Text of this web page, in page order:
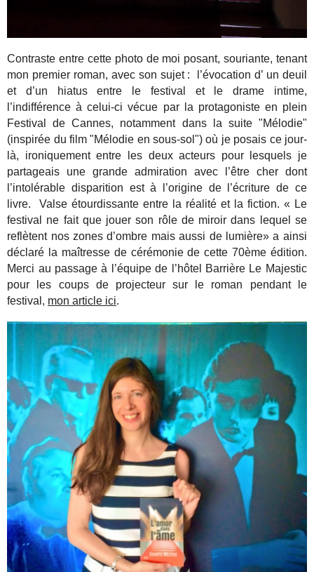
Contraste entre cette photo de moi posant, souriante, tenant
mon premier roman, avec son sujet : l’évocation d’ un deuil
et d’un hiatus entre le festival et le drame intime,
l’indifférence à celui-ci vécue par la protagoniste en plein
Festival de Cannes, notamment dans la suite "Mélodie"
(inspirée du film "Mélodie en sous-sol") où je posais ce jour-
là, ironiquement entre les deux acteurs pour lesquels je
partageais une grande admiration avec l’être cher dont
l’intolérable disparition est à l’origine de l’écriture de ce
livre. Valse étourdissante entre la réalité et la fiction. « Le
festival ne fait que jouer son rôle de miroir dans lequel se
reflètent nos zones d’ombre mais aussi de lumière» a ainsi
déclaré la maîtresse de cérémonie de cette 70ème édition.
Merci au passage à l’équipe de l’hôtel Barrière Le Majestic
pour les coups de projecteur sur le roman pendant le
festival, mon article ici.